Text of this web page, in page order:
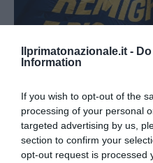
Ilprimatonazionale.it -
Information
If you wish to opt-out of the
processing of your personal
targeted advertising by us,
section to confirm your
opt-out request is processed
Remigrazione, il Copasir